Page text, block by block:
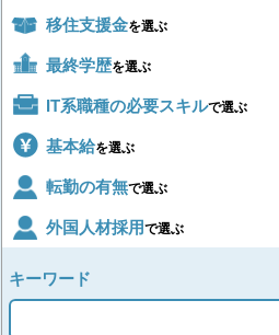
移住支援金を選ぶ
最終学歴を選ぶ
IT系職種の必要スキルで選ぶ
基本給を選ぶ
転勤の有無で選ぶ
外国人材採用で選ぶ
キーワード